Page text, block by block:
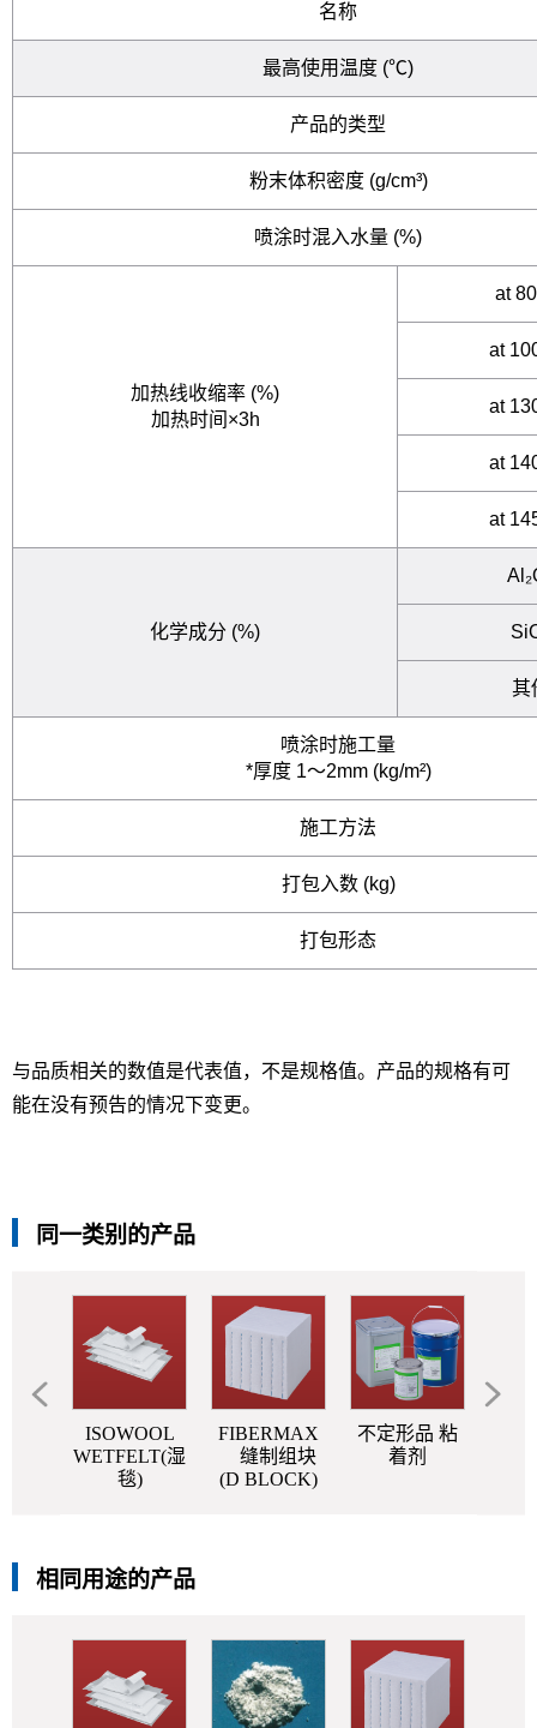
名称
最高使用温度 (℃)
产品的类型
粉末体积密度 (g/cm³)
喷涂时混入水量 (%)
加热线收缩率 (%)
加热时间×3h
at
at
at
at
at
化学成分 (%)
其
喷涂时施工量
*厚度 1～2mm (kg/m²)
施工方法
打包入数 (kg)
打包形态
与品质相关的数值是代表值，不是规格值。产品的规格有可
能在没有预告的情况下变更。
同一类别的产品
ISOWOOL
WETFELT(湿
毯)
FIBERMAX
缝制组块
(D BLOCK)
不定形品 粘
着剂
相同用途的产品